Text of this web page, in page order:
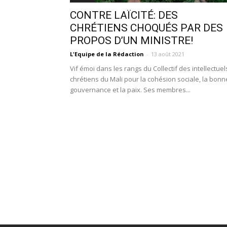
CONTRE LAÏCITÉ: DES
CHRÉTIENS CHOQUÉS PAR DES
PROPOS D’UN MINISTRE!
L'Equipe de la Rédaction - 13 août 2021
Vif émoi dans les rangs du Collectif des
chrétiens du Mali pour la cohésion sociale, la
gouvernance et la paix. Ses membres...